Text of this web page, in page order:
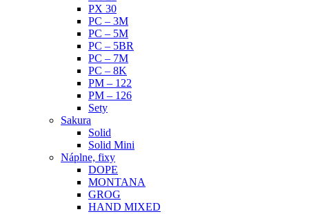
PX 30
PC – 3M
PC – 5M
PC – 5BR
PC – 7M
PC – 8K
PM – 122
PM – 126
Sety
Sakura
Solid
Solid Mini
Náplne, fixy
DOPE
MONTANA
GROG
HAND MIXED